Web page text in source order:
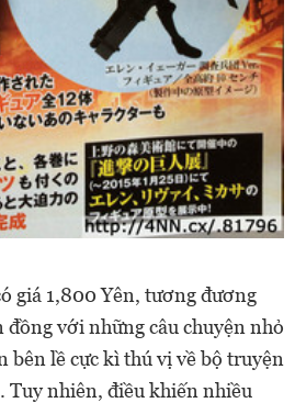
giá 1,800 Yên, tương đương
với những câu chuyện nhỏ
bên lề cực kì thú vị về bộ truyện
Tuy nhiên, điều khiến nhiều